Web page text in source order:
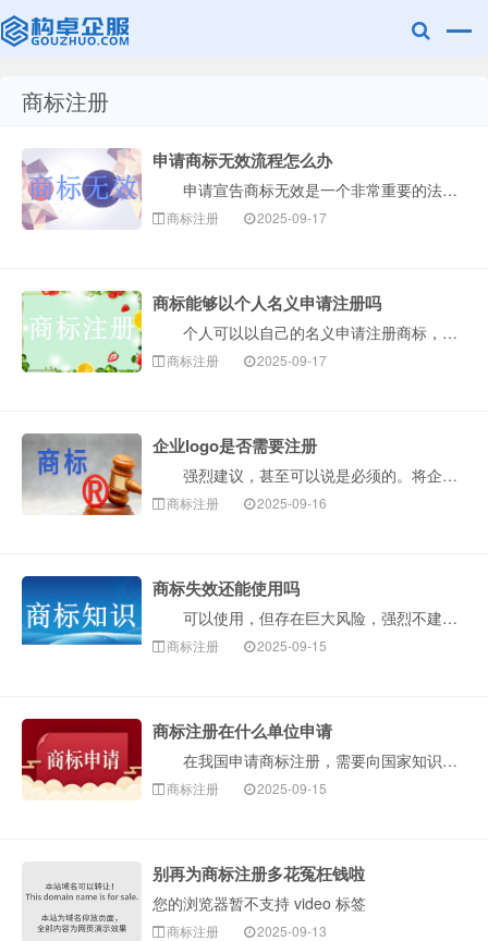
产网
商标注册
申请商标无效流程怎么办
申请宣告商标无效是一个非常重要的法律程序，通常用于撤销一个您认为已经注册但不符合商标法规定的商标。整个流程可以概括为以下几个核心阶段，构卓企服为您···
商标注册 2025-09-17
商标能够以个人名义申请注册吗
个人可以以自己的名义申请注册商标，但这并不是毫无条件的。个人申请商标需要满足一定的法律规定，核心在于证明申请商标是用于生产经营活动，而不仅仅是出于···
商标注册 2025-09-17
企业logo是否需要注册
强烈建议，甚至可以说是必须的。将企业Logo注册为商标，是企业保护自身品牌资产最核心、最有效的一步。下面构卓企服为您详细解释为什么、如何做以及注意···
商标注册 2025-09-16
商标失效还能使用吗
可以使用，但存在巨大风险，强烈不建议这样做。“商标失效”意味着它不再享受商标法的专用权保护。然而，这并不等于这个标识就可以被任何人安全无忧地使用了···
商标注册 2025-09-15
商标注册在什么单位申请
在我国申请商标注册，需要向国家知识产权局（简称国知局，CNIPA）提出申请。国家知识产权局商标局是具体负责商标注册与管理工作的部门。构卓企服为您介···
商标注册 2025-09-15
别再为商标注册多花冤枉钱啦
您的浏览器暂不支持 video 标签
商标注册 2025-09-13